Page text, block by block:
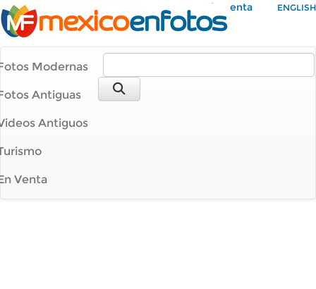
Mi Cuenta ENGLISH
Modernas
Antiguas
Antiguos
Venta